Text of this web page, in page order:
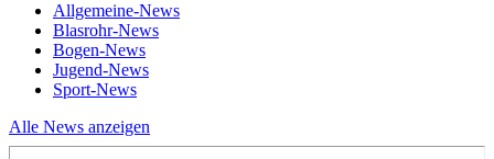
Allgemeine-News
Blasrohr-News
Bogen-News
Jugend-News
Sport-News
Alle News anzeigen